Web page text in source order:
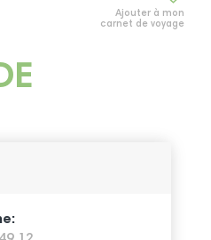
Ajouter à mon
carnet de voyage